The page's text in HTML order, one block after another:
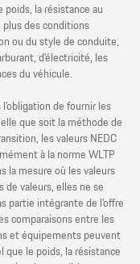
la résistance au
plus des conditions
ou du style de conduite,
d’électricité, les
du véhicule.
de fournir les
que soit la méthode de
les valeurs NEDC
à la norme WLTP
la mesure où les valeurs
de valeurs, elles ne se
partie intégrante de l’offre
comparaisons entre les
et équipements peuvent
que le poids, la résistance